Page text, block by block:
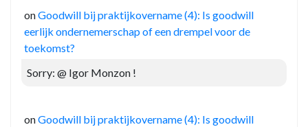
onGoodwill bij praktijkovername (4): Is goodwill
eerlijk ondernemerschap of een drempel voor de
toekomst?
Sorry: @ Igor Monzon !
onGoodwill bij praktijkovername (4): Is goodwill